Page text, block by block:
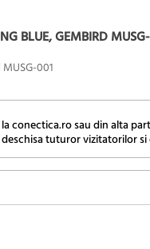
BLUE, GEMBIRD
001
conectica.ro sau din alta
tuturor vizitatorilor